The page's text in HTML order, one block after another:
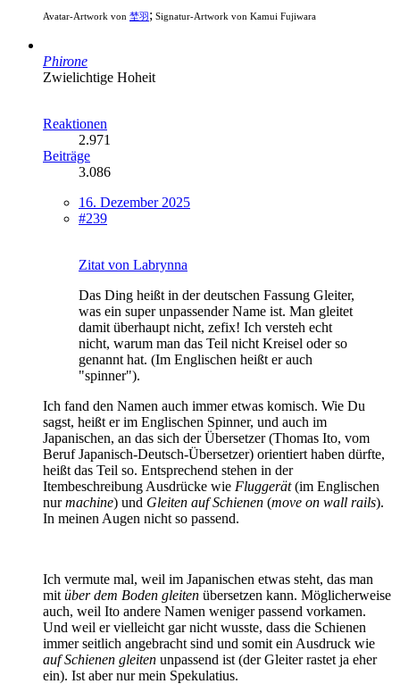
Avatar-Artwork von 埜羽 ; Signatur-Artwork von Kamui Fujiwara
Phirone
Zwielichtige Hoheit
Reaktionen
2.971
Beiträge
3.086
16. Dezember 2025
#239
Zitat von Labrynna
Das Ding heißt in der deutschen Fassung Gleiter,
was ein super unpassender Name ist. Man gleitet
damit überhaupt nicht, zefix! Ich versteh echt
nicht, warum man das Teil nicht Kreisel oder so
genannt hat. (Im Englischen heißt er auch
"spinner").
Ich fand den Namen auch immer etwas komisch. Wie Du
sagst, heißt er im Englischen Spinner, und auch im
Japanischen, an das sich der Übersetzer (Thomas Ito, vom
Beruf Japanisch-Deutsch-Übersetzer) orientiert haben dürfte,
heißt das Teil so. Entsprechend stehen in der
Itembeschreibung Ausdrücke wie Fluggerät(im Englischen
nurmachine) und Gleiten auf Schienen (move on wall rails).
In meinen Augen nicht so passend.
Ich vermute mal, weil im Japanischen etwas steht, das man
mit über dem Boden gleiten übersetzen kann. Möglicherweise
auch, weil Ito andere Namen weniger passend vorkamen.
Und weil er vielleicht gar nicht wusste, dass die Schienen
immer seitlich angebracht sind und somit ein Ausdruck wie
auf Schienen gleiten unpassend ist (der Gleiter rastet ja eher
ein). Ist aber nur mein Spekulatius.